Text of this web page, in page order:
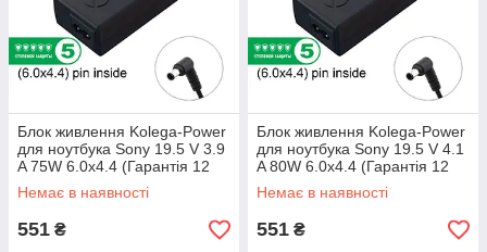
Блок живлення Kolega-Power
для ноутбука Sony 19.5 V 3.9
A 75W 6.0x4.4 (Гарантія 12
міс)
Немає в наявності
551 ₴
Блок живлення Kolega-Power
для ноутбука Sony 19.5 V 4.1
A 80W 6.0x4.4 (Гарантія 12
міс)
Немає в наявності
551 ₴